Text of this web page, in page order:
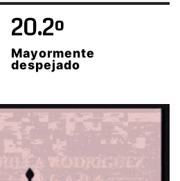
20.2º
Mayormente
despejado